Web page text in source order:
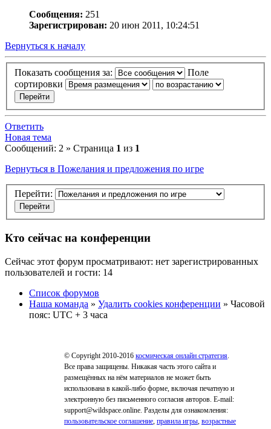
Сообщения: 251
Зарегистрирован: 20 июн 2011, 10:24:51
Вернуться к началу
Показать сообщения за:
Поле
сортировки
Ответить
Новая тема
Сообщений: 2 » Страница 1 из 1
Вернуться в Пожелания и предложения по игре
Перейти:
Кто сейчас на конференции
Сейчас этот форум просматривают: нет зарегистрированных
пользователей и гости: 14
Список форумов
Наша команда » Удалить cookies конференции » Часовой
пояс: UTC + 3 часа
© Copyright 2010-2016 космическая онлайн стратегия
Все права защищены. Никакая часть этого сайта и
размещённых на нём материалов не может быть
использована в какой-либо форме, включая печатную и
электронную без письменного согласия авторов. E-mail:
support@wildspace.online. Разделы для ознакомления:
пользовательское соглашение правила игры возрастные